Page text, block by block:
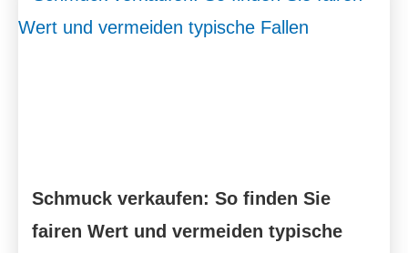
Schmuck verkaufen: So finden Sie
fairen Wert und vermeiden typische